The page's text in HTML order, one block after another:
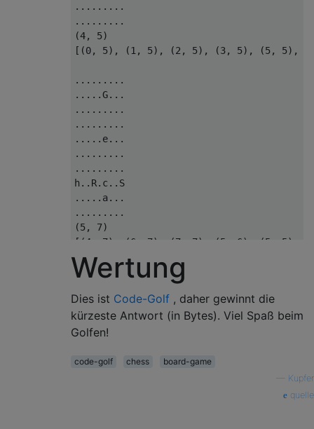
.........
.........
(4, 5)
[(0, 5), (1, 5), (2, 5), (3, 5), (5, 5),
.........
.....G...
.........
.........
.....e...
.........
.........
h..R.c..S
.....a...
.........
(5, 7)
[(4, 7), (6, 7), (7, 7), (5, 6), (5, 5),
..s......
.........
EACCcsh.H
..r......
......s..
Wertung
Dies ist Code-Golf , daher gewinnt die
kürzeste Antwort (in Bytes). Viel Spaß beim
Golfen!
code-golf chess
board-game
Kupfer
quelle